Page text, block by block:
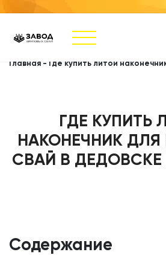
Главная - Где купить литой
ГДЕ КУПИТЬ
НАКОНЕЧНИК
СВАЙ В
Содержание